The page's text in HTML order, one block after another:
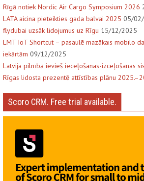
Rīgā notiek Nordic Air Cargo Symposium 2026
LATA aicina pieteikties gada balvai 2025 05/
flydubai uzsāk lidojumus uz Rīgu 15/12/2025
LMT IoT Shortcut – pasaulē mazākais mobilo
iekārtām 09/12/2025
Latvija pilnībā ievieš ieceļošanas-izceļošanas
Rīgas lidosta prezentē attīstības plānu
Scoro CRM. Free trial available.